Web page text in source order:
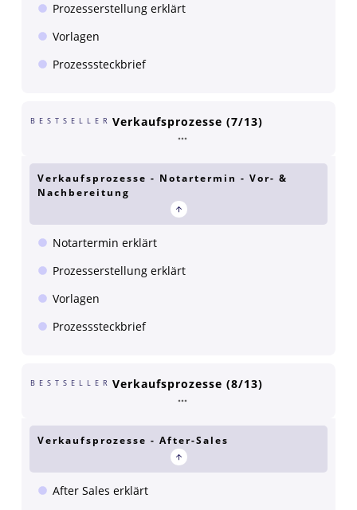
Prozesserstellung erklärt
Vorlagen
Prozesssteckbrief
BESTSELLER Verkaufsprozesse (7/13)
Verkaufsprozesse - Notartermin - Vor- &
Nachbereitung
Notartermin erklärt
Prozesserstellung erklärt
Vorlagen
Prozesssteckbrief
BESTSELLER Verkaufsprozesse (8/13)
Verkaufsprozesse - After-Sales
After Sales erklärt